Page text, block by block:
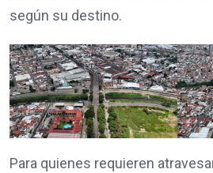
según su destino.
Para quienes requieren